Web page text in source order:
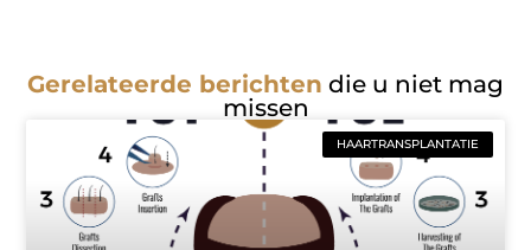
Gerelateerde berichten die u niet mag
missen
HAARTRANSPLANTATIE